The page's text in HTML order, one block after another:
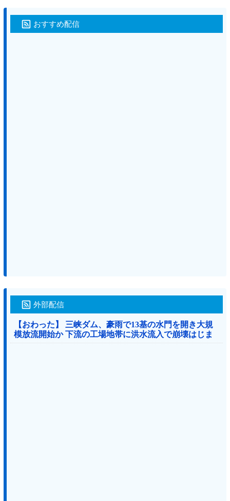
おすすめ配信
外部配信
【おわった】 三峡ダム、豪雨で13基の水門を開き大規
模放流開始か 下流の工場地帯に洪水流入で崩壊はじま
る